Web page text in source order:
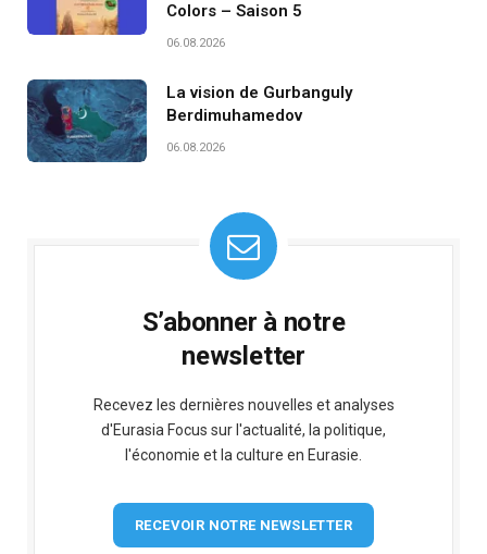
Colors – Saison 5
06.08.2026
La vision de Gurbanguly
Berdimuhamedov
06.08.2026
S’abonner à notre
newsletter
Recevez les dernières nouvelles et analyses
d'Eurasia Focus sur l'actualité, la politique,
l'économie et la culture en Eurasie.
RECEVOIR NOTRE NEWSLETTER